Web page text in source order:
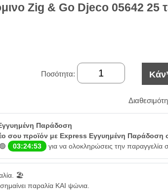
Zig & Go Djeco 05642 25
Ποσότητα:
Παράδοση
σου προϊόν με Express Εγγυημένη Παράδοση
03:24:52 για να ολοκληρώσεις την παραγγελία
🏖️
παραλία ΚΑΙ ψώνια.